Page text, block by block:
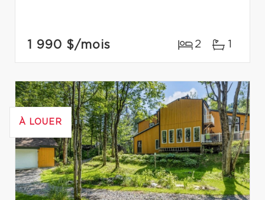
1 990 $/mois 2 1
À LOUER